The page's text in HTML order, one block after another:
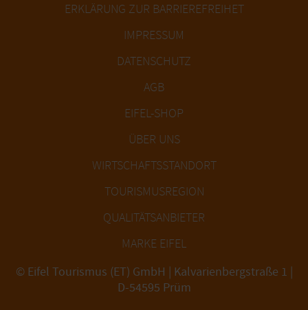
ERKLÄRUNG ZUR BARRIEREFREIHET
IMPRESSUM
DATENSCHUTZ
AGB
EIFEL-SHOP
ÜBER UNS
WIRTSCHAFTSSTANDORT
TOURISMUSREGION
QUALITÄTSANBIETER
MARKE EIFEL
© Eifel Tourismus (ET) GmbH | Kalvarienbergstraße 1 |
D-54595 Prüm